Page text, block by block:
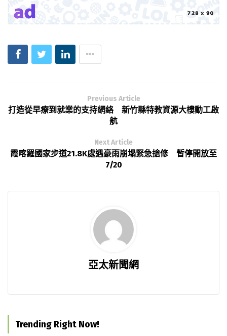
Previous Article
打造從早療到就業的支持網絡 新竹縣特教資源大樓動工啟
航
Next Article
霞喀羅國家步道21.8K處遇豪雨崩塌緊急搶修 暫停開放至
7/20
亞太新聞網
Trending Right Now!